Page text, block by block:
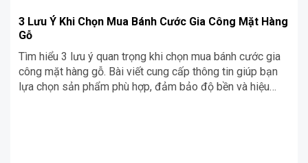
3 Lưu Ý Khi Chọn Mua Bánh Cước Gia Công Mặt Hàng
Gỗ
Tìm hiểu 3 lưu ý quan trọng khi chọn mua bánh cước gia
công mặt hàng gỗ. Bài viết cung cấp thông tin giúp bạn
lựa chọn sản phẩm phù hợp, đảm bảo độ bền và hiệu